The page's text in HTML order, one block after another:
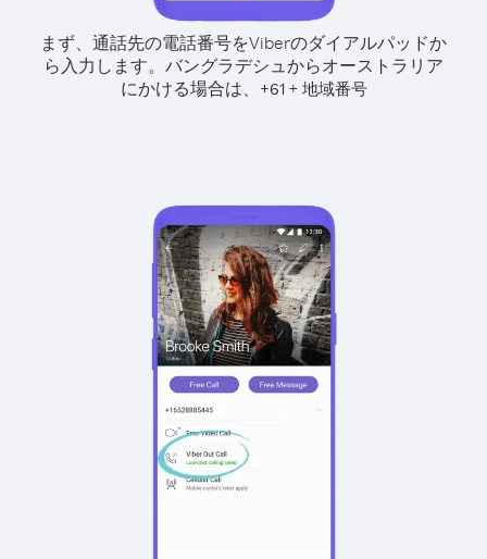
まず、通話先の電話番号をViberのダイアルパッドか
ら入力します。 バングラデシュからオーストラリア
にかける場合は、
+61+ 地域番号